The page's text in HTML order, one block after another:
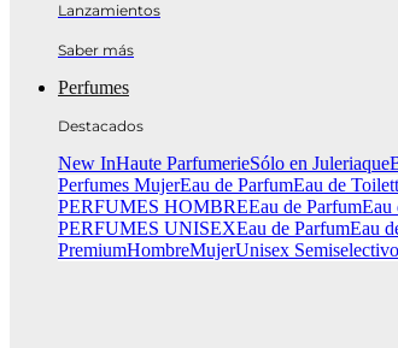
Lanzamientos
Saber más
Perfumes
Destacados
New InHaute ParfumerieSólo en Juleriaque
Perfumes MujerEau de ParfumEau de
PERFUMES HOMBREEau de ParfumEau
PERFUMES UNISEXEau de ParfumEau
PremiumHombreMujerUnisex Semiselectivo